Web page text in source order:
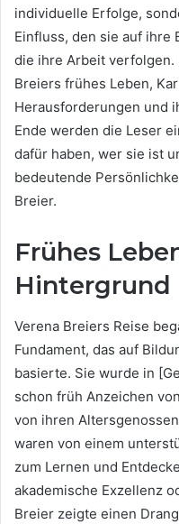
individuelle Erfolge,
Einfluss, den sie auf ihre
die ihre Arbeit
Breiers frühes Leben,
Herausforderungen und
Ende werden die Leser
dafür haben, wer sie ist
bedeutende
Breier.
Frühes
Hintergrund
Verena Breiers Reise
Fundament, das auf
basierte. Sie wurde in
schon früh Anzeichen
von ihren
waren von einem
zum Lernen und
akademische Exzellenz
Breier zeigte einen